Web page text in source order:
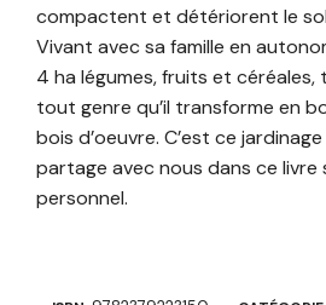
compactent et détériorent le
Vivant avec sa famille en
4 ha légumes, fruits et céréales,
tout genre qu’il transforme en
bois d’oeuvre. C’est ce
partage avec nous dans ce
personnel.